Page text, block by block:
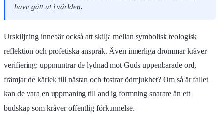
hava gått ut i världen.
Urskiljning innebär också att skilja mellan symbolisk teologisk
reflektion och profetiska anspråk. Även innerliga drömmar kräver
verifiering: uppmuntrar de lydnad mot Guds uppenbarade ord,
främjar de kärlek till nästan och fostrar ödmjukhet? Om så är fallet
kan de vara en uppmaning till andlig formning snarare än ett
budskap som kräver offentlig förkunnelse.